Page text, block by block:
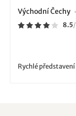
Východní Čechy
8.5/
Rychlépředstavení